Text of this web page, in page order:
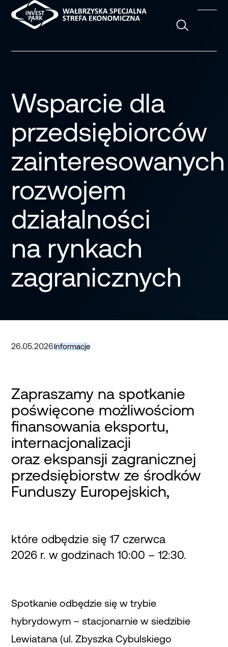
Wsparcie dla
przedsiębiorców
zainteresowanych
rozwojem
działalności
na rynkach
zagranicznych
26.05.2026Informacje
Zapraszamy na spotkanie
poświęcone możliwościom
finansowania eksportu,
internacjonalizacji
oraz ekspansji zagranicznej
przedsiębiorstw ze środków
Funduszy Europejskich,
które odbędzie się 17 czerwca
2026 r. w godzinach 10:00 – 12:30.
Spotkanie odbędzie się w trybie
hybrydowym – stacjonarnie w siedzibie
Lewiatana (ul. Zbyszka Cybulskiego